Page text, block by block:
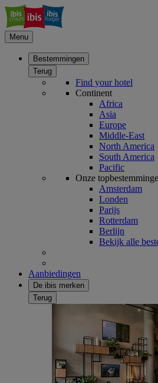
Menu
Bestemmingen
Terug
Find your hotel
Continent
Africa
Asia
Europe
Middle-East
North America
South America
Pacific
Onze
Amsterdam
Londen
Parijs
Rotterdam
Berlijn
Bekijk alle
Aanbiedingen
De ibis merken
Terug